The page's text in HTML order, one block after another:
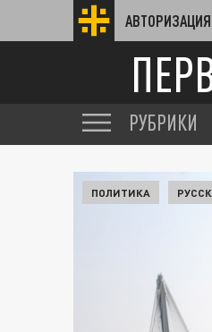
АВТОРИЗАЦИЯ
РУБРИКИ
ПОЛИТИКА